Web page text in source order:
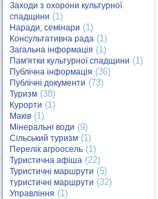
Заходи з охорони культурної
спадщини (1)
Наради, семінари (1)
Консультативна рада (1)
Загальна інформація (1)
Пам'ятки культурної спадщини (1)
Публічна інформація (36)
Публічні документи (73)
Туризм (38)
Курорти (1)
Маків (1)
Мінеральні води (9)
Сільський туризм (1)
Перелік агроосель (1)
Туристична афіша (22)
Туристичні маршрути (5)
туристичні маршрути (32)
Управління (1)